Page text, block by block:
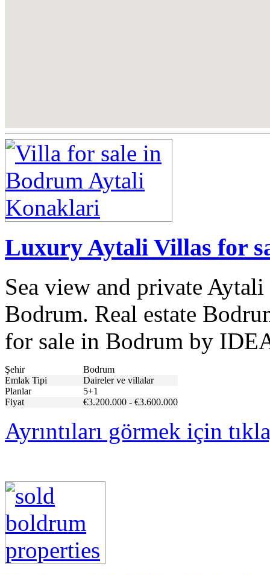
Luxury Aytali Villas for
Sea view and private
Bodrum. Real estate
for sale in Bodrum by
Şehir
Bodrum
Emlak Tipi
Daireler ve villalar
Planlar
5+1
Fiyat
€3.200.000 - €3.600.000
Ayrıntıları görmek için